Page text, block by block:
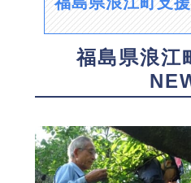
福島県浪江